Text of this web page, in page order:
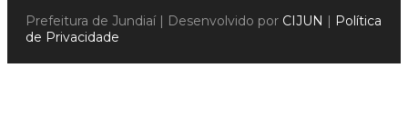
Prefeitura de Jundiaí | Desenvolvido por CIJUN | Política
de Privacidade